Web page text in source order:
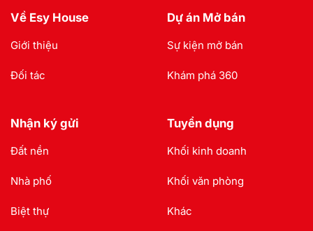
Về Esy House
Giới thiệu
Đối tác
Dự án Mở bán
Sự kiện mở bán
Khám phá 360
Nhận ký gửi
Đất nền
Nhà phố
Biệt thự
Tuyển dụng
Khối kinh doanh
Khối văn phòng
Khác